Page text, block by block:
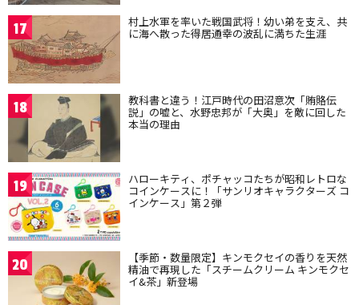
17 村上水軍を率いた戦国武将！幼い弟を支え、共
に海へ散った得居通幸の波乱に満ちた生涯
18 教科書と違う！江戸時代の田沼意次「賄賂伝
説」の嘘と、水野忠邦が「大奥」を敵に回した
本当の理由
19 ハローキティ、ポチャッコたちが昭和レトロな
コインケースに！「サンリオキャラクターズ コ
インケース」第２弾
20 【季節・数量限定】キンモクセイの香りを天然
精油で再現した「スチームクリーム キンモクセ
イ&茶」新登場